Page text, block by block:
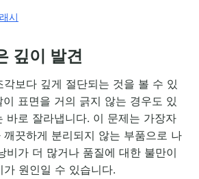
시
깊이 발견
보다 깊게 절단되는 것을 볼 수 있
표면을 거의 긁지 않는 경우도 있
바로 잘라냅니다. 이 문제는 가장자
끗하게 분리되지 않는 부품으로 나
비가 더 많거나 품질에 대한 불만이
원인일 수 있습니다.